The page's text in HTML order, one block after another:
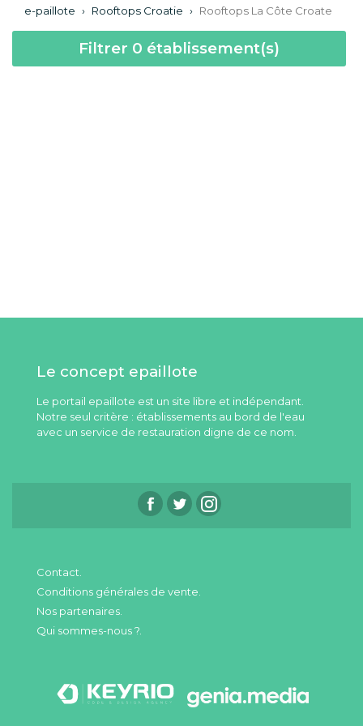
e-paillote › Rooftops Croatie › Rooftops La Côte Croate
Filtrer 0 établissement(s)
Le concept epaillote
Le portail epaillote est un site libre et indépendant.
Notre seul critère : établissements au bord de l'eau
avec un service de restauration digne de ce nom.
Contact.
Conditions générales de vente.
Nos partenaires.
Qui sommes-nous ?.